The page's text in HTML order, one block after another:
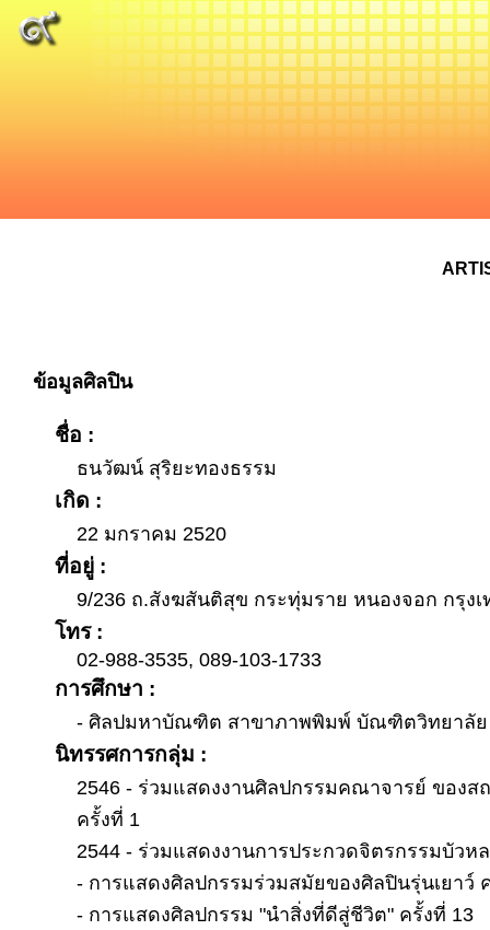
ข้อมูลศิลปิน
ชื่อ :
ธนวัฒน์ สุริยะทองธรรม
เกิด :
22 มกราคม 2520
ที่อยู่ :
9/236 ถ.สังฆสันติสุข กระทุ่มราย หนองจอก กรุงเ
โทร :
02-988-3535, 089-103-1733
การศึกษา :
- ศิลปมหาบัณฑิต สาขาภาพพิมพ์ บัณฑิตวิทยาลัย
นิทรรศการกลุ่ม :
2546 - ร่วมแสดงงานศิลปกรรมคณาจารย์ ขอ
ครั้งที่ 1
2544 - ร่วมแสดงงานการประกวดจิตรกรรมบัวห
- การแสดงศิลปกรรมร่วมสมัยของศิลปินรุ่นเยาว์
- การแสดงศิลปกรรม "นำสิ่งที่ดีสู่ชีวิต" ครั้งที่ 13